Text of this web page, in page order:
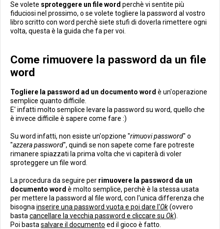
Se volete sproteggere un file word perchè vi sentite più
fiduciosi nel prossimo, o se volete togliere la password al vostro
libro scritto con word perchè siete stufi di doverla rimettere ogni
volta, questa è la guida che fa per voi.
Come rimuovere la password da un file
word
Togliere la password ad un documento word è un'operazione
semplice quanto difficile.
E' infatti molto semplice levare la password su word, quello che
è invece difficile è sapere come fare :)
Su word infatti, non esiste un'opzione "rimuovi password" o
"azzera password", quindi se non sapete come fare potreste
rimanere spiazzati la prima volta che vi capiterà di voler
sproteggere un file word.
La procedura da seguire per rimuovere la password da un
documento word è molto semplice, perchè è la stessa usata
per mettere la password al file word, con l'unica differenza che
bisogna inserire una password vuota e poi dare l'Ok(ovvero
basta cancellare la vecchia password e cliccare su Ok).
Poi basta salvare il documento ed il gioco è fatto.